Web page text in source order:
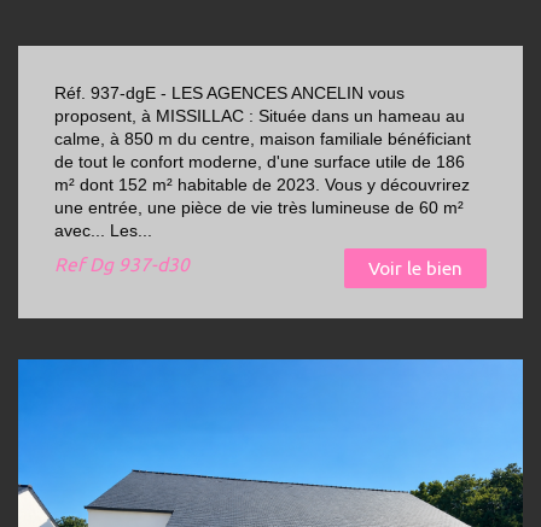
Réf. 937-dgE - LES AGENCES ANCELIN vous
proposent, à MISSILLAC : Située dans un hameau au
calme, à 850 m du centre, maison familiale bénéficiant
de tout le confort moderne, d'une surface utile de 186
m² dont 152 m² habitable de 2023. Vous y découvrirez
une entrée, une pièce de vie très lumineuse de 60 m²
avec... Les...
RefDg 937-d30 Voir le bien